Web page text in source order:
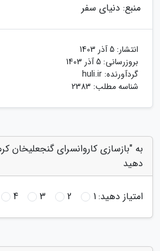
منبع: دنیای سفر
انتشار: 5 آذر 1403
بروزرسانی: 5 آذر 1403
گردآورنده: huli.ir
شناسه مطلب: 2383
به "بازسازی کاروانسرای گنجعلیخان
دهید
امتیاز دهید:1
2
3
4